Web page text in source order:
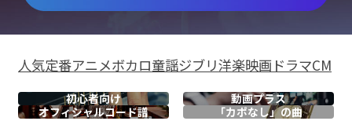
人気定番アニメボカロ童謡ジブリ洋楽映画ドラマCM
初心者向け
動画プラス
オフィシャルコード譜 「カポなし」の曲